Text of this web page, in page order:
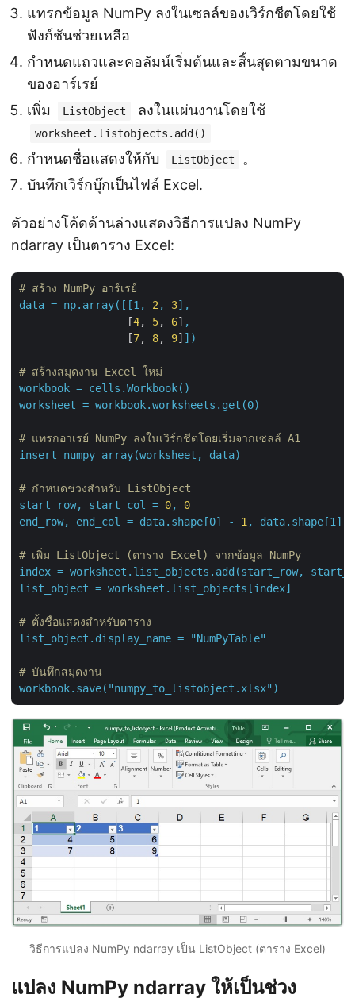
แทรกข้อมูล NumPy ลงในเซลล์ของเวิร์กชีตโดยใช้
ฟังก์ชันช่วยเหลือ
กำหนดแถวและคอลัมน์เริ่มต้นและสิ้นสุดตามขนาด
ของอาร์เรย์
เพิ่ม
ListObject ลงในแผ่นงานโดยใช้
worksheet.listobjects.add()
กำหนดชื่อแสดงให้กับ ListObject
。
บันทึกเวิร์กบุ๊กเป็นไฟล์ Excel.
ตัวอย่างโค้ดด้านล่างแสดงวิธีการแปลง NumPy
ndarray เป็นตาราง Excel:
# สร้าง NumPy อาร์เรย์
data = np.array([[1, 2 , 3],
                 [
4, 5, 6] ,
                 [
7, 8, 9] ])
# สร้างสมุดงาน Excel ใหม่
workbook = cells.Workbook()
worksheet = workbook.worksheets.get(0)
# แทรกอาเรย์ NumPy ลงในเวิร์กชีตโดยเริ่มจากเซลล์ A1
insert_numpy_array(worksheet,
data)
# กำหนดช่วงสำหรับ ListObject
start_row,
start_col = 0,
0
end_row,
end_col = data.shape[0] - 1 , data.shape[1]
# เพิ่ม ListObject (ตาราง Excel) จากข้อมูล NumPy
index = worksheet.list_objects.add(start_row,
list_object = worksheet.list_objects[index]
# ตั้งชื่อแสดงสำหรับตาราง
list_object.display_name = "NumPyTable"
# บันทึกสมุดงาน
workbook.save("numpy_to_listobject.xlsx")
วิธีการแปลง NumPy ndarray เป็น ListObject (ตาราง Excel)
แปลง NumPy ndarray ให้เป็นช่วง